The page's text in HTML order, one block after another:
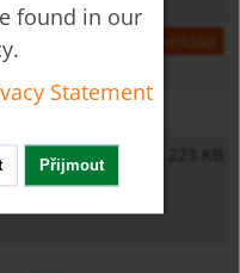
480 KB download
223 KB
found in our
Statement
Přijmout